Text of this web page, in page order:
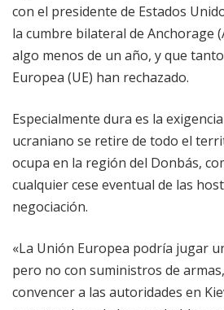
con el presidente de Estados
la cumbre bilateral de Anchorage
algo menos de un año, y que
Europea (UE) han rechazado.
Especialmente dura es la
ucraniano se retire de todo el
ocupa en la región del Donbás,
cualquier cese eventual de las
negociación.
«La Unión Europea podría jugar
pero no con suministros de
convencer a las autoridades en